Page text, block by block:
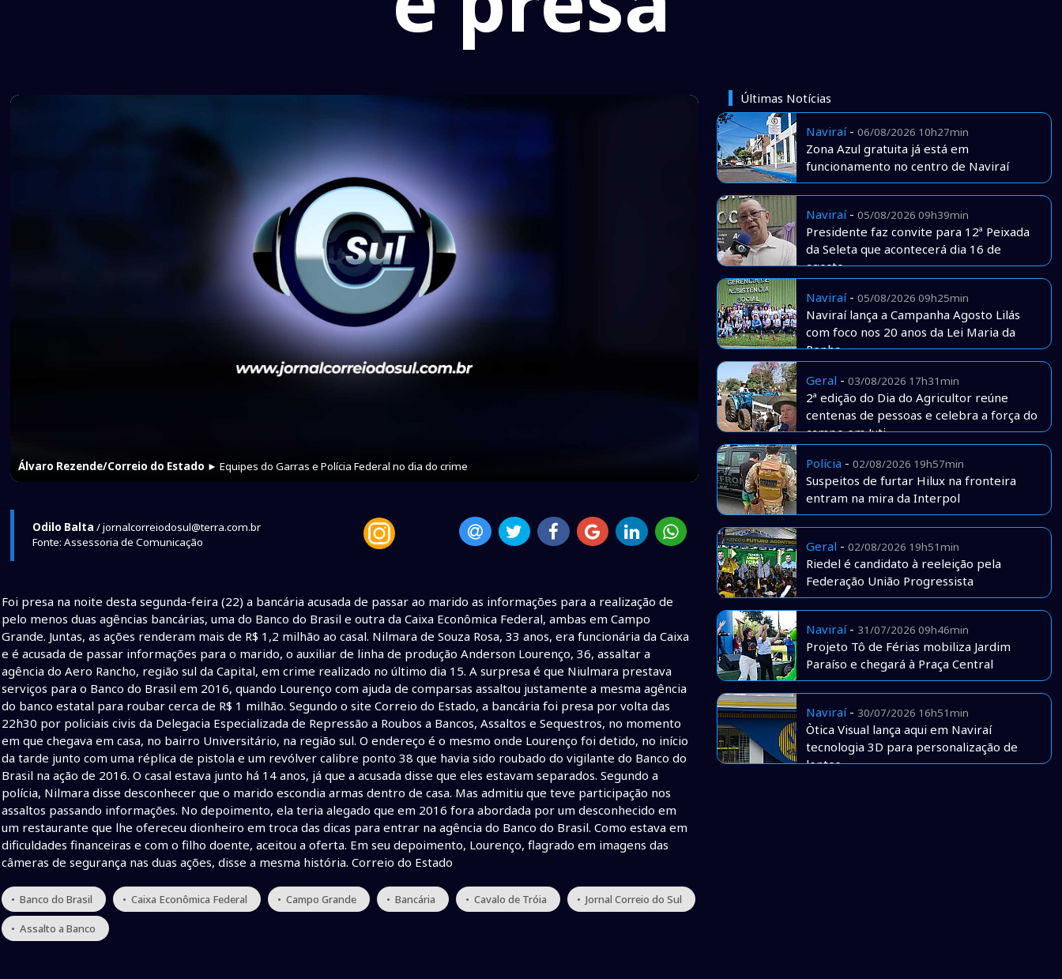
Álvaro Rezende/Correio do Estado ► Equipes do Garras e Polícia Federal no dia do crime
Odilo Balta / jornalcorreiodosul@terra.com.br
Fonte: Assessoria de Comunicação
Foi presa na noite desta segunda-feira (22) a bancária acusada de passar ao marido as informações para a realização de
pelo menos duas agências bancárias, uma do Banco do Brasil e outra da Caixa Econômica Federal, ambas em Campo
Grande. Juntas, as ações renderam mais de R$ 1,2 milhão ao casal. Nilmara de Souza Rosa, 33 anos, era funcionária da Caixa
e é acusada de passar informações para o marido, o auxiliar de linha de produção Anderson Lourenço, 36, assaltar a
agência do Aero Rancho, região sul da Capital, em crime realizado no último dia 15. A surpresa é que Niulmara prestava
serviços para o Banco do Brasil em 2016, quando Lourenço com ajuda de comparsas assaltou justamente a mesma agência
do banco estatal para roubar cerca de R$ 1 milhão. Segundo o site Correio do Estado, a bancária foi presa por volta das
22h30 por policiais civis da Delegacia Especializada de Repressão a Roubos a Bancos, Assaltos e Sequestros, no momento
em que chegava em casa, no bairro Universitário, na região sul. O endereço é o mesmo onde Lourenço foi detido, no início
da tarde junto com uma réplica de pistola e um revólver calibre ponto 38 que havia sido roubado do vigilante do Banco do
Brasil na ação de 2016. O casal estava junto há 14 anos, já que a acusada disse que eles estavam separados. Segundo a
polícia, Nilmara disse desconhecer que o marido escondia armas dentro de casa. Mas admitiu que teve participação nos
assaltos passando informações. No depoimento, ela teria alegado que em 2016 fora abordada por um desconhecido em
um restaurante que lhe ofereceu dionheiro em troca das dicas para entrar na agência do Banco do Brasil. Como estava em
dificuldades financeiras e com o filho doente, aceitou a oferta. Em seu depoimento, Lourenço, flagrado em imagens das
câmeras de segurança nas duas ações, disse a mesma história. Correio do Estado
• Banco do Brasil • Caixa Econômica Federal • Campo Grande • Bancária • Cavalo de Tróia • Jornal Correio do Sul
• Assalto a Banco
Últimas Notícias
Naviraí- 06/08/2026 10h27min
Zona Azul gratuita já está em
funcionamento no centro de Naviraí
Naviraí- 05/08/2026 09h39min
Presidente faz convite para 12ª Peixada
da Seleta que acontecerá dia 16 de
agosto
Naviraí- 05/08/2026 09h25min
Naviraí lança a Campanha Agosto Lilás
com foco nos 20 anos da Lei Maria da
Penha
Geral - 03/08/2026 17h31min
2ª edição do Dia do Agricultor reúne
centenas de pessoas e celebra a força do
campo em Juti
Polícia - 02/08/2026 19h57min
Suspeitos de furtar Hilux na fronteira
entram na mira da Interpol
Geral - 02/08/2026 19h51min
Riedel é candidato à reeleição pela
Federação União Progressista
Naviraí- 31/07/2026 09h46min
Projeto Tô de Férias mobiliza Jardim
Paraíso e chegará à Praça Central
Naviraí- 30/07/2026 16h51min
Òtica Visual lança aqui em Naviraí
tecnologia 3D para personalização de
lentes